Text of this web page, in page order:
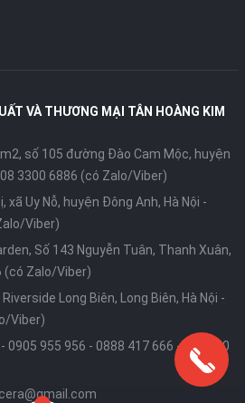
VÀ THƯƠNG MẠI TÂN HOÀNG KIM
số 105 đường Đào Cam Mộc, huyện
3300 6886 (có Zalo/Viber)
Uy Nỗ, huyện Đông Anh, Hà Nội -
Viber)
Số 143 Nguyễn Tuân, Thanh Xuân,
(có Zalo/Viber)
Long Biên, Long Biên, Hà Nội -
Viber)
- 0905 955 956 - 0888 417 666 - 08 3300